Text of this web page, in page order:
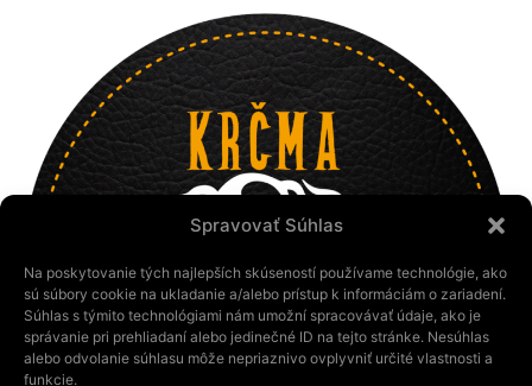
Spravovať Súhlas
Na poskytovanie tých najlepších skúseností používame technológie, ako
sú súbory cookie na ukladanie a/alebo prístup k informáciám o zariadení.
Súhlas s týmito technológiami nám umožní spracovávať údaje, ako je
správanie pri prehliadaní alebo jedinečné ID na tejto stránke. Nesúhlas
alebo odvolanie súhlasu môže nepriaznivo ovplyvniť určité vlastnosti a
funkcie.